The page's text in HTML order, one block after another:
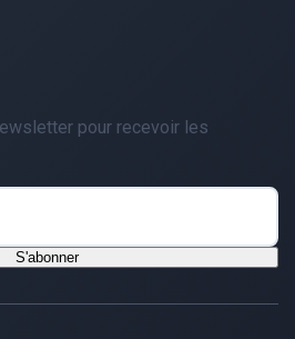
pour recevoir les
S'abonner